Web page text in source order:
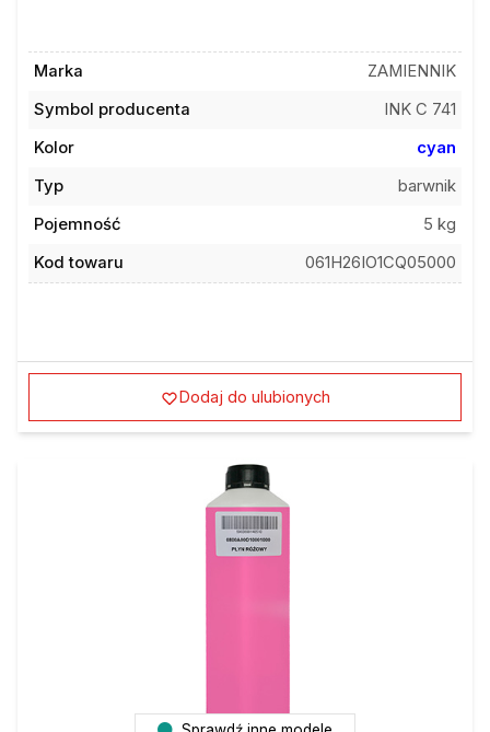
Marka
ZAMIENNIK
Symbol producenta
INK C 741
Kolor
cyan
Typ
barwnik
Pojemność
5 kg
Kod towaru
061H26IO1CQ05000
Dodaj do ulubionych